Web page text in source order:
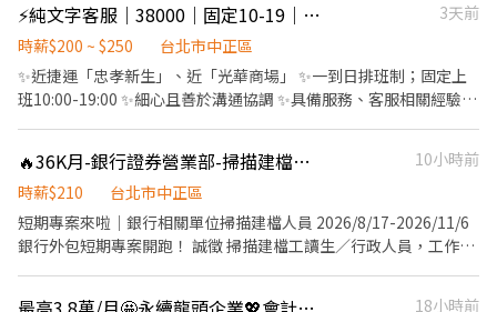
揮專業的工作，歡迎立即投遞履歷！
能配合加班需求 🔸工作時間： ➤ 週一至週五 08:50 ~ 17:30 🔸享：
二節禮金、年終1個月(未滿一年依比例) ➤➤ 長期派遣任用,表現良好
有轉正機會
⚡純文字客服｜38000｜固定10-19｜近捷運新生站｜橘色電商JX
3天前
時薪$200 ~ $250
台北市中正區
✨近捷運「忠孝新生」、近「光華商場」 ✨一到日排班制；固定上
班10:00-19:00 ✨細心且善於溝通協調 ✨具備服務、客服相關經驗加
追蹤訂單狀況 : 處理訂單、配送、退換貨、退款等售前售後服務 3.跨
部門溝通協調能力 : 案件轉詢其他團隊或廠商窗口 4.工單案件追蹤、
結案 職務需求： 1.排班制(週一至週日)，一週排班5天 2.具良好打字
速度與文字表達能力 3.抗壓性佳、能適應輪班與高訊量環境 4.具電
🔥36K月-銀行證券營業部-掃描建檔工讀生#8/17-11/6#穩定上下班
10小時前
時薪$210
台北市中正區
短期專案來啦｜銀行相關單位掃描建檔人員 2026/8/17-2026/11/6
銀行外包短期專案開跑！ 誠徵 掃描建檔工讀生／行政人員，工作內
18小時前